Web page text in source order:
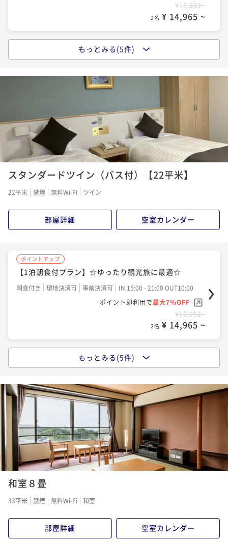
¥16,092~
2名 ¥ 14,965 ~
【季節の会席】美浜の風に乗せて
二食付き 現地決済可 事前決済可
IN 15:00 - 20:00 OUT10:00
¥23,208~
2名 ¥ 21,583 ~
ポイントアップ
【早期割28／土地の恵み会席】早期予約でオトクな価
格！※27日前から返金不可
二食付き 事前決済可
IN 15:00 - 18:00 OUT10:00
¥26,964~
2名 ¥ 25,076 ~
ポイントアップ
【土地の恵み会席】知多の恵み
二食付き 現地決済可 事前決済可
IN 15:00 - 18:00 OUT10:00
ポイント即利用で最大7％OFF
¥27,920~
2名 ¥ 25,965 ~
7日前から返金不可
二食付き 事前決済可
IN 15:00 - 18:00 OUT10:00
ポイント即利用で
2名 ¥ 29,458 ~
ポイントアップ
【特別会席】知多半島と伊勢湾の味覚を堪能
二食付き 現地決済可 事前決済可
¥32,632~
2名 ¥ 30,347 ~
もっとみる(5件)
スタンダードツイン（バス付）【22平米】
22平米 禁煙 無料Wi-Fi ツイン
部屋詳細 空室カレンダー
ポイントアップ
【1泊朝食付プラン】☆ゆったり観光旅に最適☆
朝食付き 現地決済可 事前決済可
IN 15:00 - 21:00 OUT10:00
ポイント即利用で最大7％OFF
¥16,092~
2名 ¥ 14,965 ~
【季節の会席】美浜の風に乗せて
二食付き 現地決済可 事前決済可
IN 15:00 - 20:00 OUT10:00
ポイント即利用で最大7％OFF
¥23,208~
¥ 21,583 ~
ポイントアップ
【早期割28／土地の恵み会席】早期予約でオトクな価
格！※27日前から返金不可
二食付き 事前決済可
IN 15:00 - 18:00 OUT10:00
¥26,964~
2名 ¥ 25,076 ~
もっとみる(5件)
和室８畳
33平米 禁煙 無料Wi-Fi 和室
部屋詳細 空室カレンダー